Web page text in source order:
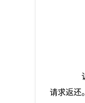
诉
请求返还。